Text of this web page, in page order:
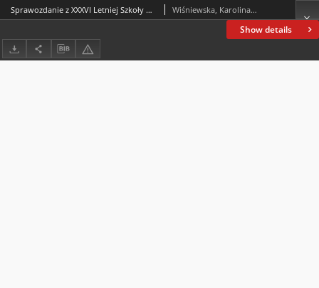
Show details
Sprawozdanie z XXXVI Letniej Szkoły Młodych Pedagogów i Pedagożek im. Marii Dudzikowej Wiśniewska, Karolina; Miko-Giedyk, Justyna; Kotowski, Bartłomiej